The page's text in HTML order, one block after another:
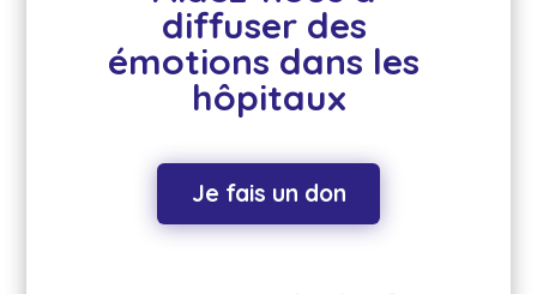
diffuser des
émotions dans les
hôpitaux
Je fais un don